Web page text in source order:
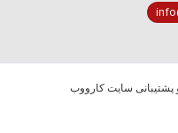
سایت کارووب